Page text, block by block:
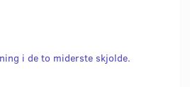
i de to miderste skjolde.